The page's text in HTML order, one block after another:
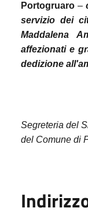
Portogruaro–
servizio dei
Maddalena
affezionati e
dedizione
Segreteria del
del Comune di